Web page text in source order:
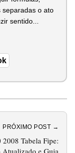
separadas o ato
sentido...
PRÓXIMO POST →
2008 Tabela Fipe:
Atualizado e Guia